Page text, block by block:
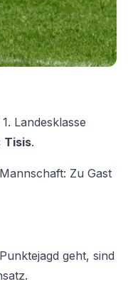
Landesklasse
Tisis.
Zu Gast
geht, sind